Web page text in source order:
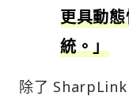
更具動
統。」
除了